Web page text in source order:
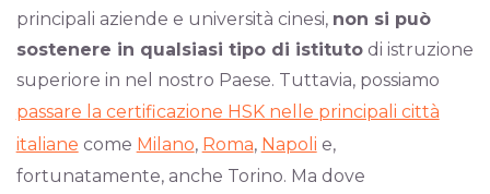
principali aziende e università cinesi, non si può
sostenere in qualsiasi tipo di istitutodi istruzione
superiore in nel nostro Paese. Tuttavia, possiamo
passare la certificazione HSK nelle principali città
italiane come Milano, Roma, Napoli e,
fortunatamente, anche Torino. Ma dove